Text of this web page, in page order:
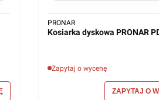
Kosiarka dyskowa PRONAR
Zapytaj o wycenę
PRONAR